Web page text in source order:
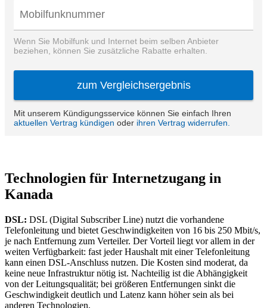
Technologien für Internetzugang in
Kanada
DSL: DSL (Digital Subscriber Line) nutzt die vorhandene
Telefonleitung und bietet Geschwindigkeiten von 16 bis 250 Mbit/s,
je nach Entfernung zum Verteiler. Der Vorteil liegt vor allem in der
weiten Verfügbarkeit: fast jeder Haushalt mit einer Telefonleitung
kann einen DSL-Anschluss nutzen. Die Kosten sind moderat, da
keine neue Infrastruktur nötig ist. Nachteilig ist die Abhängigkeit
von der Leitungsqualität; bei größeren Entfernungen sinkt die
Geschwindigkeit deutlich und Latenz kann höher sein als bei
anderen Technologien.